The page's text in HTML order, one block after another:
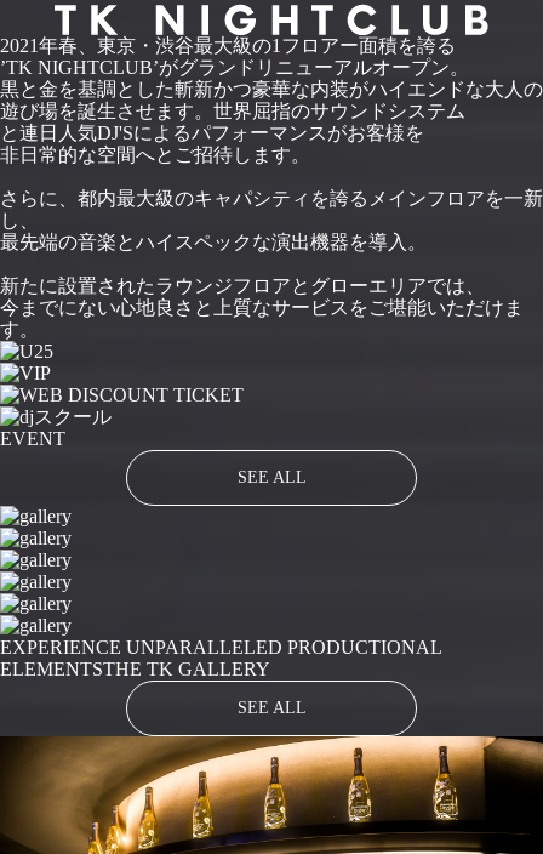
2021年春、東京・渋谷最大級の1フロアー面積を誇る
’TK NIGHTCLUB’がグランドリニューアルオープン。
黒と金を基調とした斬新かつ豪華な内装がハイエンドな大人の
遊び場を誕生させます。世界屈指のサウンドシステム
と連日人気DJ'Sによるパフォーマンスがお客様を
非日常的な空間へとご招待します。
さらに、都内最大級のキャパシティを誇るメインフロアを一新
し、
最先端の音楽とハイスペックな演出機器を導入。
新たに設置されたラウンジフロアとグローエリアでは、
今までにない心地良さと上質なサービスをご堪能いただけま
す。
EVENT
SEE ALL
EXPERIENCE UNPARALLELED PRODUCTIONAL
ELEMENTSTHE TK GALLERY
SEE ALL